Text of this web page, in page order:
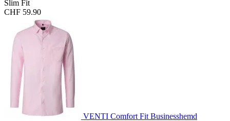
Slim Fit
CHF 59.90
VENTI Comfort Fit Businesshemd